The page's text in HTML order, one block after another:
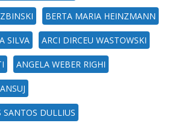
BERTA MARIA HEINZMANN
SILVA ARCI DIRCEU WASTOWSKI
ANGELA WEBER RIGHI
SANTOS DULLIUS